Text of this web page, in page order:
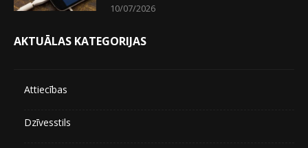
10/07/2026
AKTUĀLAS KATEGORIJAS
Attiecības
Dzīvesstils